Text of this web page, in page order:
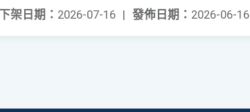
發佈日期： 2026-06-16
下架日期： 2026-07-16 |